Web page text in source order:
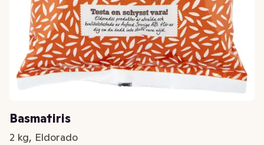
Basmatiris
2 kg, Eldorado